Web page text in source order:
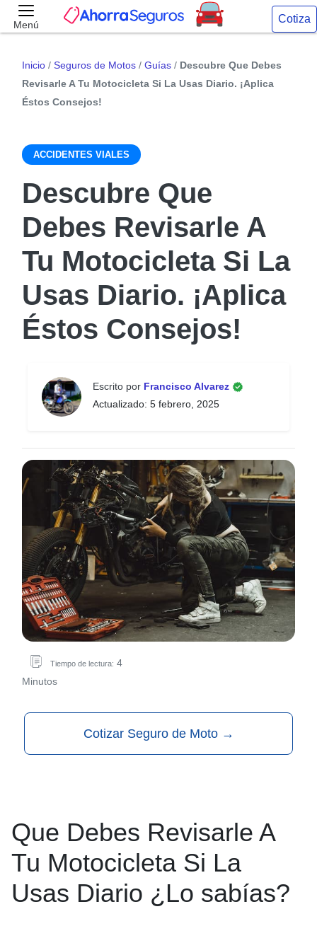
Menú Cotiza
Inicio / Seguros de Motos / Guías / Descubre Que Debes
Revisarle A Tu Motocicleta Si La Usas Diario. ¡Aplica
Éstos Consejos!
ACCIDENTES VIALES
Descubre Que
Debes Revisarle A
Tu Motocicleta Si La
Usas Diario. ¡Aplica
Éstos Consejos!
Escrito por Francisco Alvarez
Actualizado: 5 febrero, 2025
Tiempo de lectura: 4
Minutos
Cotizar Seguro de Moto →
Que Debes Revisarle A
Tu Motocicleta Si La
Usas Diario ¿Lo sabías?